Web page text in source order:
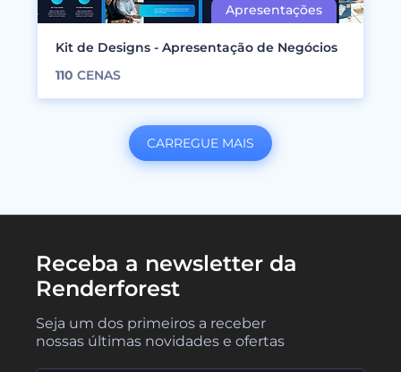
Kit de Designs - Apresentação de Negócios
110 CENAS
CARREGUE MAIS
Receba a newsletter da
Renderforest
Seja um dos primeiros a receber
nossas últimas novidades e ofertas